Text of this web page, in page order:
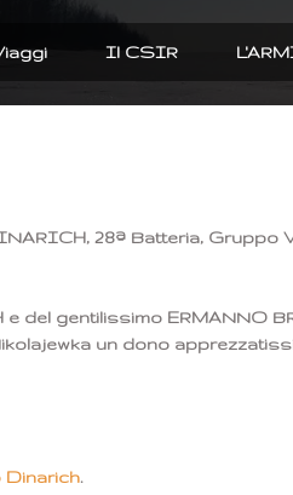
Il CSIR
28ª Batteria, Gruppo
del gentilissimo ERMANNO
un dono
Dinarich.